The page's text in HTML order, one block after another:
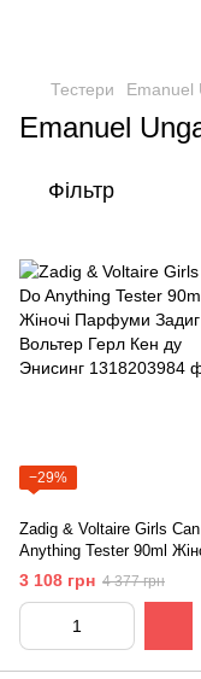
Тестери Emanuel
Emanuel
Фільтр
−29%
Zadig & Voltaire Girls
Anything Tester 90ml
Парфуми Задиг і
Кен ду Энисинг
3 108 грн 4 377 грн